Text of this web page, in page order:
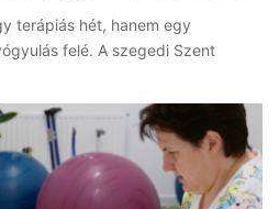
terápiás hét, hanem egy
felé. A szegedi Szent